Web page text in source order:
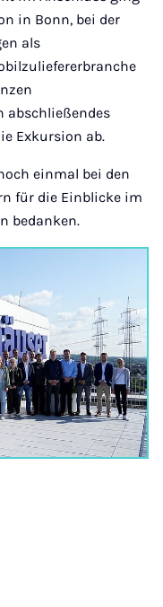
in Bonn, bei der
als
abschließendes
Exkursion ab.
einmal bei den
für die Einblicke im
bedanken.